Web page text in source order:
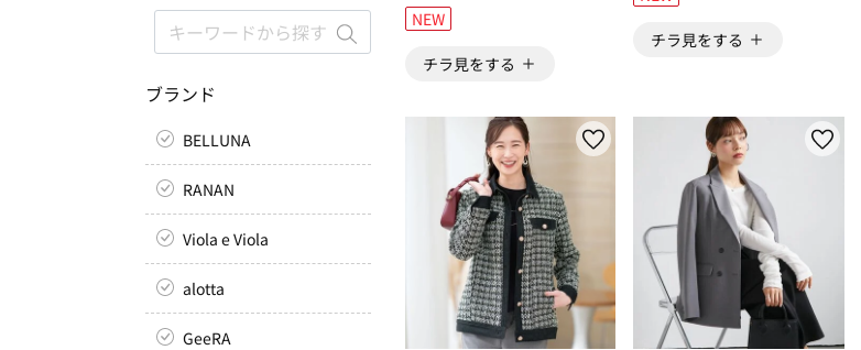
ブランド
BELLUNA
RANAN
Viola e Viola
alotta
GeeRA
NEW
チラ見をする
チラ見をする